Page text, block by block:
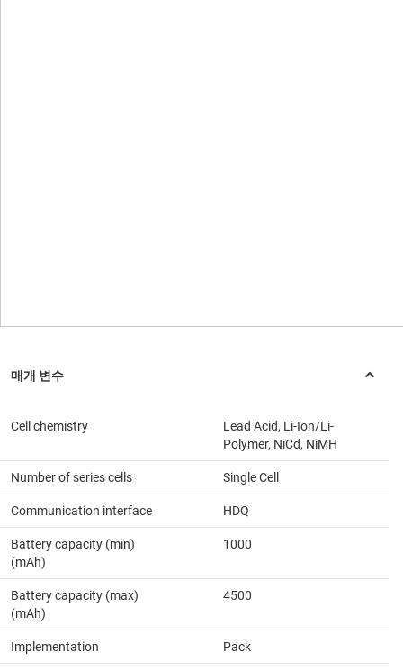
Cell chemistry
Lead Acid, Li-Ion/Li-
Polymer, NiCd, NiMH
Number of series cells Single Cell
Communication interface HDQ
Battery capacity (min)
(mAh)
1000
Battery capacity (max)
(mAh)
4500
Implementation Pack